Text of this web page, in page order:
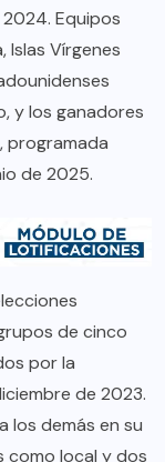
Equipos
Islas Vírgenes
y los ganadores
programada
de 2025.
de cinco
por la
de 2023.
los demás en su
local y dos